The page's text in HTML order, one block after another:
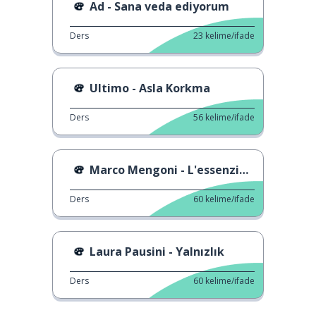
Ad - Sana veda ediyorum
Ders 23 kelime/ifade
Ultimo - Asla Korkma
Ders 56 kelime/ifade
Marco Mengoni - L'essenziale
Ders 60 kelime/ifade
Laura Pausini - Yalnızlık
Ders 60 kelime/ifade